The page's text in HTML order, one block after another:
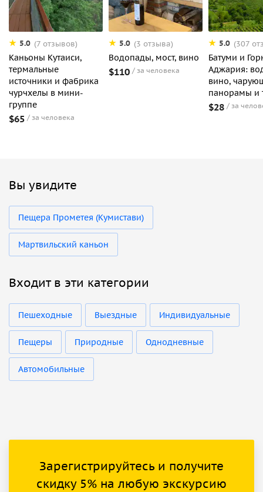
5.0 (7 отзывов)
Каньоны Кутаиси,
термальные
источники и фабрика
чурчхелы в мини-
группе
$65 за человека
5.0 (3 отзыва)
Водопады, мост, вино
$110 за человека
5.0 (307
Батуми и
Аджария:
вино,
панорамы и
$28 за
Вы увидите
Пещера Прометея (Кумистави)
Мартвильский каньон
Входит в эти категории
Пешеходные Выездные Индивидуальные
Пещеры Природные Однодневные
Автомобильные
Зарегистрируйтесь и получите
скидку 5% на любую экскурсию